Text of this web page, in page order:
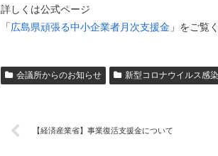
詳しくは公式ページ
「広島県頑張る中小企業者月次支援金 」をご覧
会議所からのお知らせ 新型コロナウイルス感
【経済産業省】事業復活支援金について